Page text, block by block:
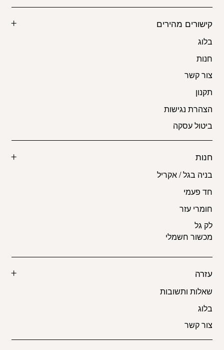
קישורים מהירים
בלוג
חנות
צור קשר
תקנון
הצהרת נגישות
ביטול עסקה
חנות
בניה בגל / אקריל
חד פעמי
חומרי עזר
לק גל
מכשור חשמלי
עזרה
שאלות ותשובות
בלוג
צור קשר